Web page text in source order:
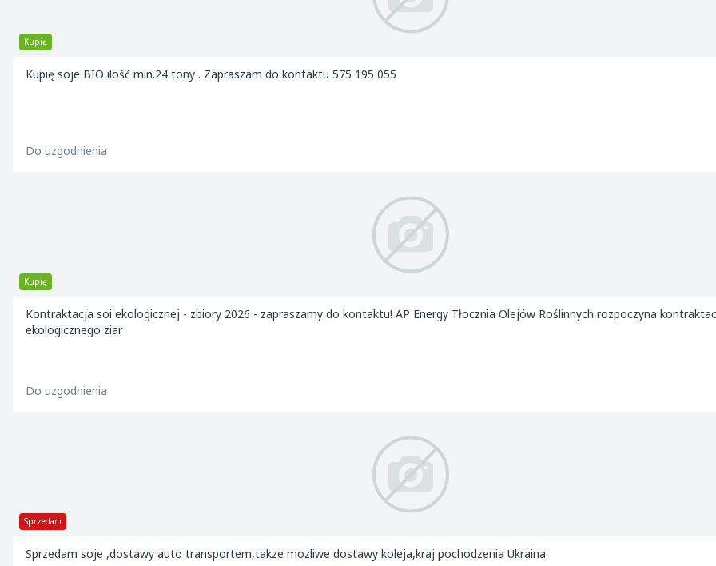
Kupię
Kupię soje BIO ilość min.24 tony . Zapraszam do kontaktu 575 195 055
Do uzgodnienia
Kupię
Kontraktacja soi ekologicznej - zbiory 2026 - zapraszamy do kontaktu! AP Energy Tłocznia Olejów Roślinnych rozpoczyna kontraktację
ekologicznego ziar
Do uzgodnienia
Sprzedam
Sprzedam soje ,dostawy auto transportem,takze mozliwe dostawy koleja,kraj pochodzenia Ukraina